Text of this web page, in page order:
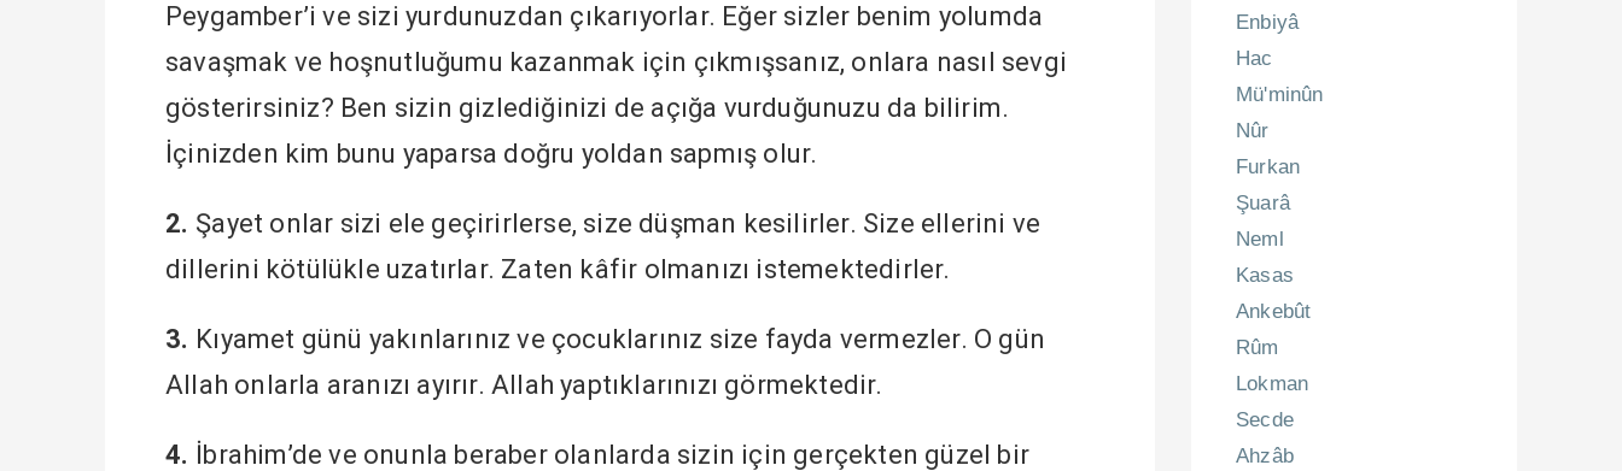
Peygamber’i ve sizi yurdunuzdan çıkarıyorlar. Eğer sizler benim yolumda
savaşmak ve hoşnutluğumu kazanmak için çıkmışsanız, onlara nasıl sevgi
gösterirsiniz? Ben sizin gizlediğinizi de açığa vurduğunuzu da bilirim.
İçinizden kim bunu yaparsa doğru yoldan sapmış olur.
2. Şayet onlar sizi ele geçirirlerse, size düşman kesilirler. Size ellerini ve
dillerini kötülükle uzatırlar. Zaten kâfir olmanızı istemektedirler.
3. Kıyamet günü yakınlarınız ve çocuklarınız size fayda vermezler. O gün
Allah onlarla aranızı ayırır. Allah yaptıklarınızı görmektedir.
4. İbrahim’de ve onunla beraber olanlarda sizin için gerçekten güzel bir
Enbiyâ
Hac
Mü'minûn
Nûr
Furkan
Şuarâ
Neml
Kasas
Ankebût
Rûm
Lokman
Secde
Ahzâb